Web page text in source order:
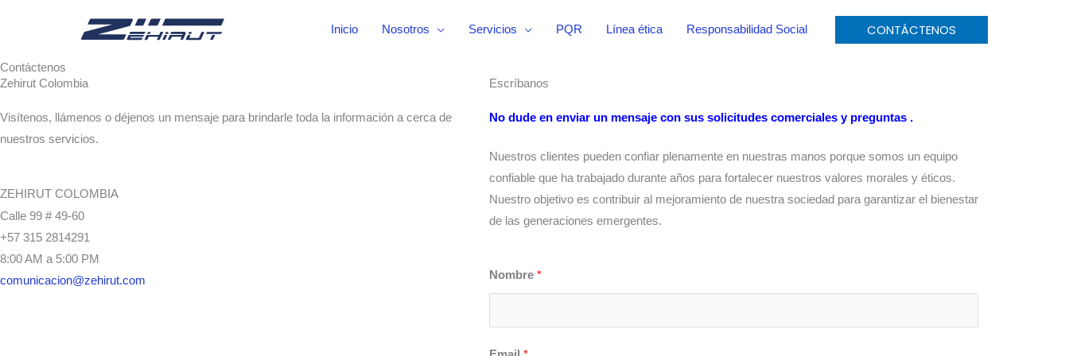
Inicio Nosotros Servicios PQR Línea ética Responsabilidad Social CONTÁCTENOS
Contáctenos
Zehirut Colombia
Visítenos, llámenos o déjenos un mensaje para brindarle toda la información a cerca de
nuestros servicios.
ZEHIRUT COLOMBIA
Calle 99 # 49-60
+57 315 2814291
8:00 AM a 5:00 PM
comunicacion@zehirut.com
Escríbanos
No dude en enviar un mensaje con sus solicitudes comerciales y preguntas .
Nuestros clientes pueden confiar plenamente en nuestras manos porque somos un equipo
confiable que ha trabajado durante años para fortalecer nuestros valores morales y éticos.
Nuestro objetivo es contribuir al mejoramiento de nuestra sociedad para garantizar el bienestar
de las generaciones emergentes.
Nombre *